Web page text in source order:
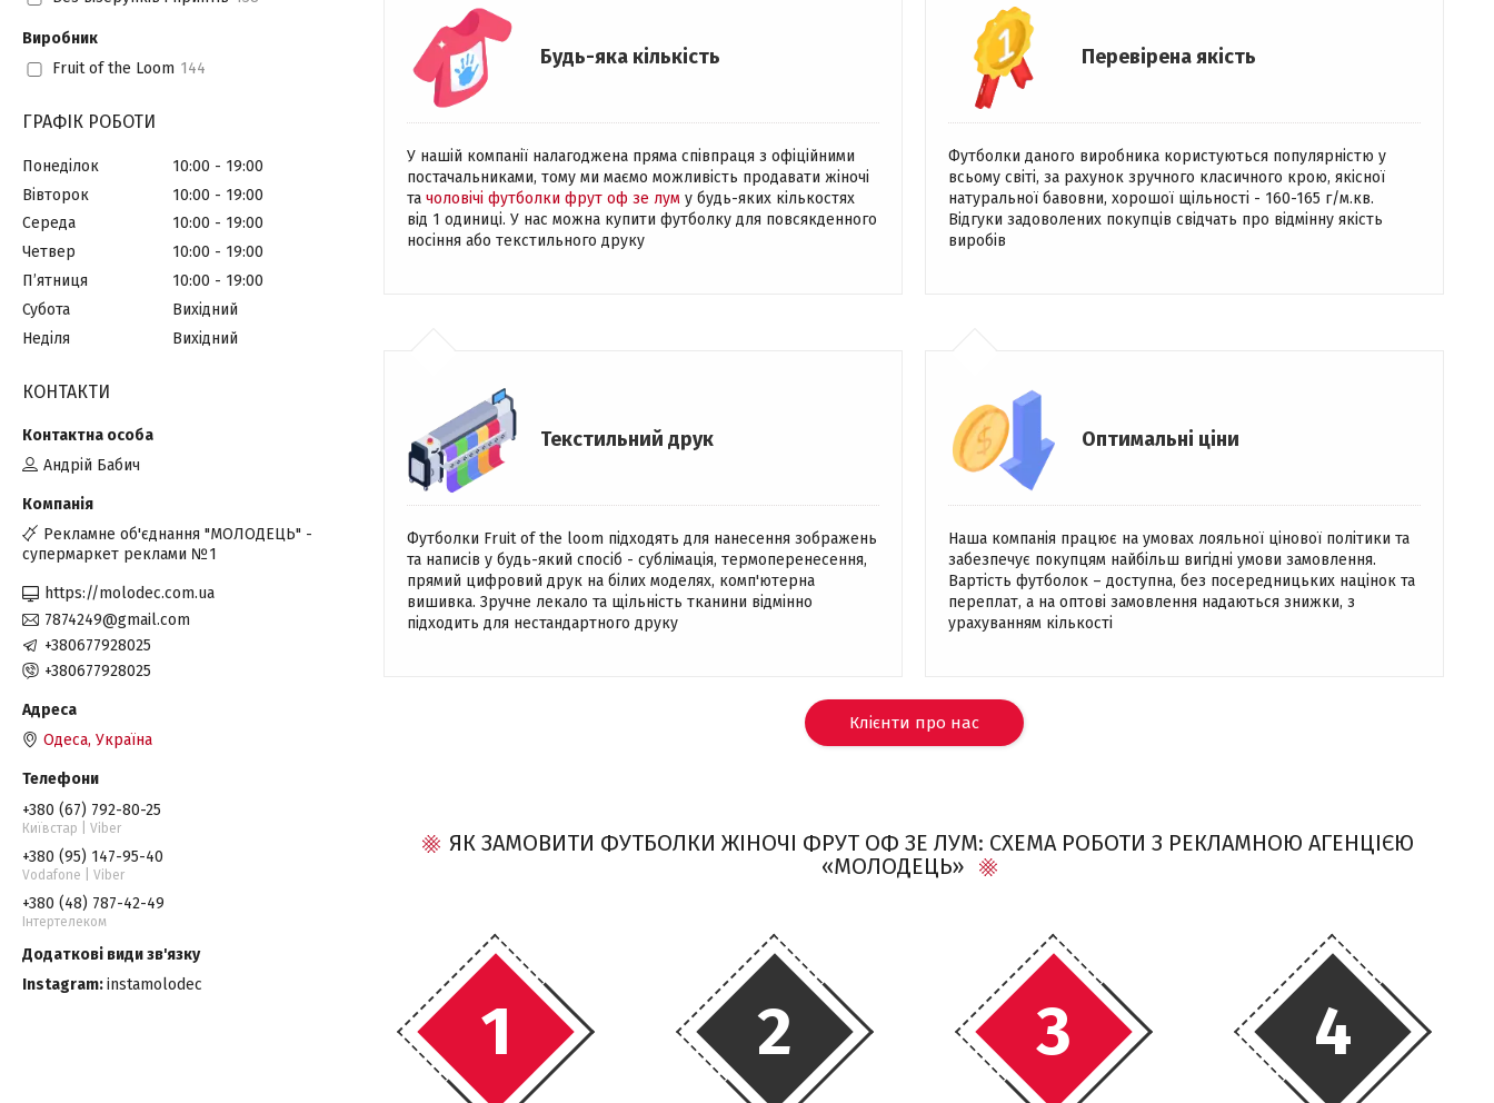
Будь-яка кількість
У нашій компанії налагоджена пряма співпраця з офіційними
постачальниками, тому ми маємо можливість продавати жіночі
та чоловічі футболки фрут оф зе луму будь-яких кількостях
від 1 одиниці. У нас можна купити футболку для повсякденного
носіння або текстильного друку
Перевірена якість
Футболки даного виробника користуються популярністю у
всьому світі, за рахунок зручного класичного крою, якісної
натуральної бавовни, хорошої щільності - 160-165 г/м.кв.
Відгуки задоволених покупців свідчать про відмінну якість
виробів
Текстильний друк
Футболки Fruit of the loom підходять для нанесення зображень
та написів у будь-який спосіб - сублімація, термоперенесення,
прямий цифровий друк на білих моделях, комп'ютерна
вишивка. Зручне лекало та щільність тканини відмінно
підходить для нестандартного друку
Оптимальні ціни
Наша компанія працює на умовах лояльної цінової політики та
забезпечує покупцям найбільш вигідні умови замовлення.
Вартість футболок – доступна, без посередницьких націнок та
переплат, а на оптові замовлення надаються знижки, з
урахуванням кількості
Клієнти про нас
ЯК ЗАМОВИТИ ФУТБОЛКИ ЖІНОЧІ ФРУТ ОФ ЗЕ ЛУМ: СХЕМА РОБОТИ З РЕКЛАМНОЮ АГЕНЦІЄЮ
«МОЛОДЕЦЬ»
1 2 3 4
Виробник
Fruit of the Loom 144
ГРАФІК РОБОТИ
Понеділок 10:00
19:00
Вівторок
10:00
19:00
Середа
10:00
19:00
Четвер
10:00
19:00
Пʼятниця
10:00
19:00
Субота
Вихідний
Неділя
Вихідний
КОНТАКТИ
Андрій Бабич
Рекламне об'єднання "МОЛОДЕЦЬ" -
супермаркет реклами №1
https://molodec.com.ua
7874249@gmail.com
+380677928025
+380677928025
Одеса, Україна
+380 (67) 792-80-25
Київстар | Viber
+380 (95) 147-95-40
Vodafone | Viber
+380 (48) 787-42-49
Інтертелеком
Instagram instamolodec